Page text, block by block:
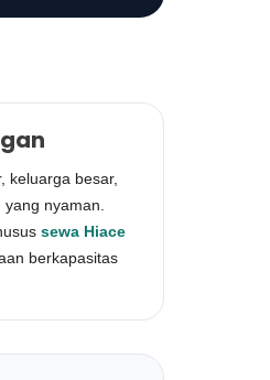
keluarga besar,
nyaman.
sewa Hiace
berkapasitas